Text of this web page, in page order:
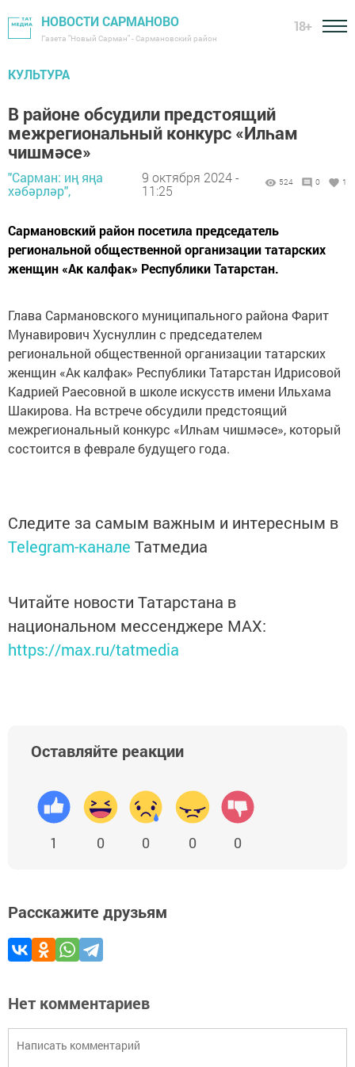
НОВОСТИ САРМАНОВО
Газета "Новый Сарман" - Сармановский район
18+
КУЛЬТУРА
В районе обсудили предстоящий
межрегиональный конкурс «Илһам
чишмәсе»
"Сарман: иң яңа
хәбәрләр",
9 октября 2024 -
11:25
524 0 1
Сармановский район посетила председатель
региональной общественной организации татарских
женщин «Ак калфак» Республики Татарстан.
Глава Сармановского муниципального района Фарит
Мунавирович Хуснуллин с председателем
региональной общественной организации татарских
женщин «Ак калфак» Республики Татарстан Идрисовой
Кадрией Раесовной в школе искусств имени Ильхама
Шакирова. На встрече обсудили предстоящий
межрегиональный конкурс «Илһам чишмәсе», который
состоится в феврале будущего года.
Следите за самым важным и интересным в
Telegram-канале Татмедиа
Читайте новости Татарстана в
национальном мессенджере MАХ:
https://max.ru/tatmedia
Оставляйте реакции
1 0 0 0 0
Расскажите друзьям
Нет комментариев